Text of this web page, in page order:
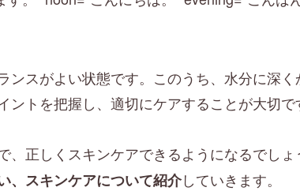
ンスがよい状態です。このうち、水分に深
トを把握し、適切にケアすることが大切で
正しくスキンケアできるようになるでしょ
、スキンケアについて紹介していきます。